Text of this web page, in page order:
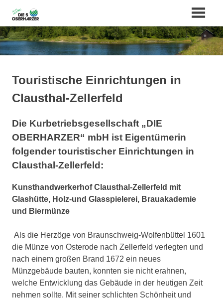
Inhalt
springen
Touristische Einrichtungen in
Clausthal-Zellerfeld
Die Kurbetriebsgesellschaft „DIE
OBERHARZER“ mbH ist Eigentümerin
folgender touristischer Einrichtungen in
Clausthal-Zellerfeld:
Kunsthandwerkerhof Clausthal-Zellerfeld mit
Glashütte, Holz-und Glasspielerei, Brauakademie
und Biermünze
Als die Herzöge von Braunschweig-Wolfenbüttel 1601
die Münze von Osterode nach Zellerfeld verlegten und
nach einem großen Brand 1672 ein neues
Münzgebäude bauten, konnten sie nicht erahnen,
welche Entwicklung das Gebäude in der heutigen Zeit
nehmen sollte. Mit seiner schlichten Schönheit und